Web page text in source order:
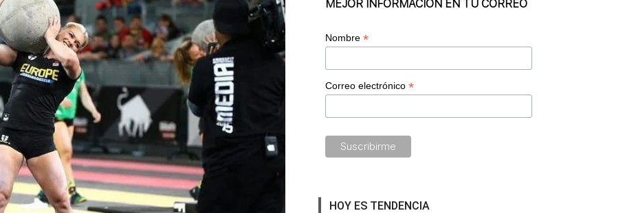
MEJOR INFORMACIÓN EN TU CORREO
Nombre *
Correo electrónico *
HOY ES TENDENCIA